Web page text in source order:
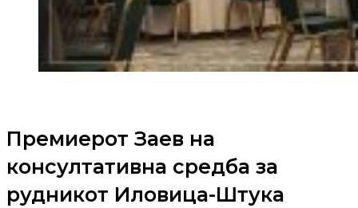
Премиерот Заев на
консултативна средба за
рудникот Иловица-Штука